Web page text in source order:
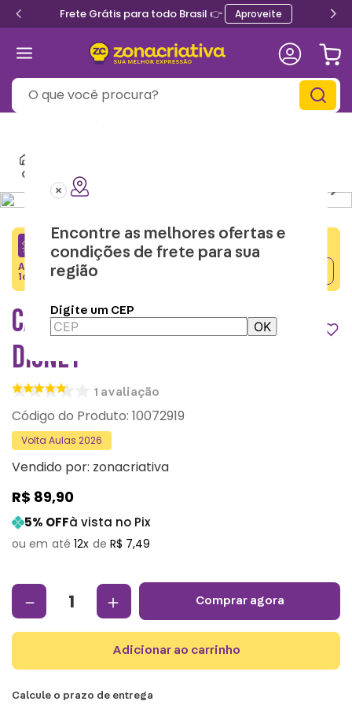
Frete Grátis para todo Brasil 👉 Aproveite
O que você procura?
Encontre as melhores ofertas e
condições de frete para sua
região
Digite um CEP
OK
Caderno com Estojo Stitch – Disney
CRIATIVA5
Adicione o cupom no carrinho e ganhe desconto na
1a compra.
CADERNO COM ESTOJO STITCH –
DISNEY
1 avaliação
: 10072919
Volta Aulas 2026
Vendido por: zonacriativa
R$ 89,90
5% OFFà vista no Pix
12 R$ 7,49
＋
－ comprar agora
adicionar ao carrinho